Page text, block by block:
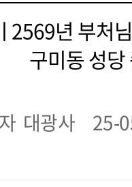
2569년 부처
구미동 성당
대광사 25-